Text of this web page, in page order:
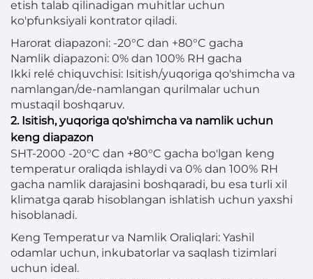
etish talab qilinadigan muhitlar uchun
ko'pfunksiyali kontrator qiladi.
Harorat diapazoni: -20°C dan +80°C gacha
Namlik diapazoni: 0% dan 100% RH gacha
Ikki relé chiquvchisi: Isitish/yuqoriga qo'shimcha va
namlangan/de-namlangan qurilmalar uchun
mustaqil boshqaruv.
2. Isitish, yuqoriga qo'shimcha va namlik uchun
keng diapazon
SHT-2000 -20°C dan +80°C gacha bo'lgan keng
temperatur oraliqda ishlaydi va 0% dan 100% RH
gacha namlik darajasini boshqaradi, bu esa turli xil
klimatga qarab hisoblangan ishlatish uchun yaxshi
hisoblanadi.
Keng Temperatur va Namlik Oraliqlari: Yashil
odamlar uchun, inkubatorlar va saqlash tizimlari
uchun ideal.